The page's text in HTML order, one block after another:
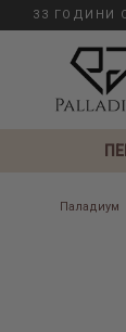
33 ГОДИНИ
Паладиум